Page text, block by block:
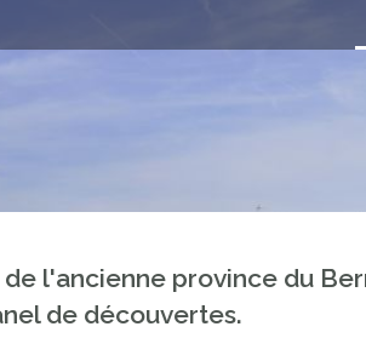
l'ancienne province du
de découvertes.